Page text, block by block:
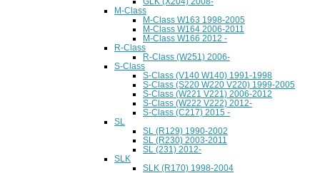
M-Class
M-Class W163 1998-2005
M-Class W164 2006-2011
M-Class W166 2012 -
R-Class
R-Class (W251) 2006-
S-Class
S-Class (V140 W140) 1991-1998
S-Class (S220 W220 V220) 1999-2005
S-Class (W221 V221) 2006-2012
S-Class (W222 V222) 2012-
S-Class (C217) 2015 -
SL
SL (R129) 1990-2002
SL (R230) 2003-2011
SL (231) 2012-
SLK
SLK (R170) 1998-2004